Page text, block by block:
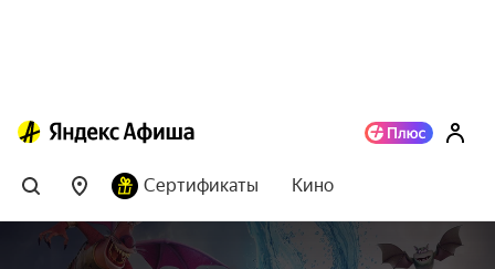
Сертификаты Кино